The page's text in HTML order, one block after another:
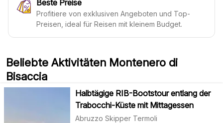
Beste Preise
Profitiere von exklusiven Angeboten und Top-
Preisen, ideal für Reisen mit kleinem Budget.
Beliebte Aktivitäten Montenero di
Bisaccia
Halbtägige RIB-Bootstour entlang der
Trabocchi-Küste mit Mittagessen
Abruzzo Skipper Termoli